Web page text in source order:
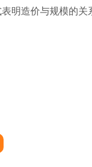
明造价与规模的关